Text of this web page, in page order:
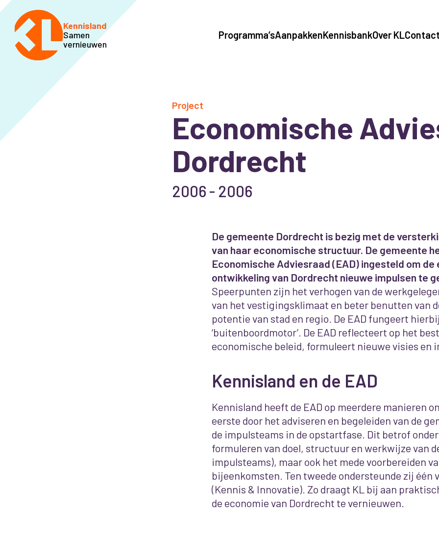
Kennisland
Samen
vernieuwen
Programma’sAanpakkenKennisbankOver KLContact
Project
Economische
Dordrecht
2006 - 2006
De gemeente Dordrecht is bezig met de
van haar economische structuur. De gemeente
Economische Adviesraad (EAD) ingesteld om de
ontwikkeling van Dordrecht nieuwe impulsen te
Speerpunten zijn het verhogen van de
van het vestigingsklimaat en beter benutten van
potentie van stad en regio. De EAD fungeert
‘buitenboordmotor’. De EAD reflecteert op het
economische beleid, formuleert nieuwe visies en
Kennisland en de EAD
Kennisland heeft de EAD op meerdere manieren
eerste door het adviseren en begeleiden van de
de impulsteams in de opstartfase. Dit betrof
formuleren van doel, structuur en werkwijze van
impulsteams), maar ook het mede voorbereiden
bijeenkomsten. Ten tweede ondersteunde zij één
(Kennis & Innovatie). Zo draagt KL bij aan
de economie van Dordrecht te vernieuwen.